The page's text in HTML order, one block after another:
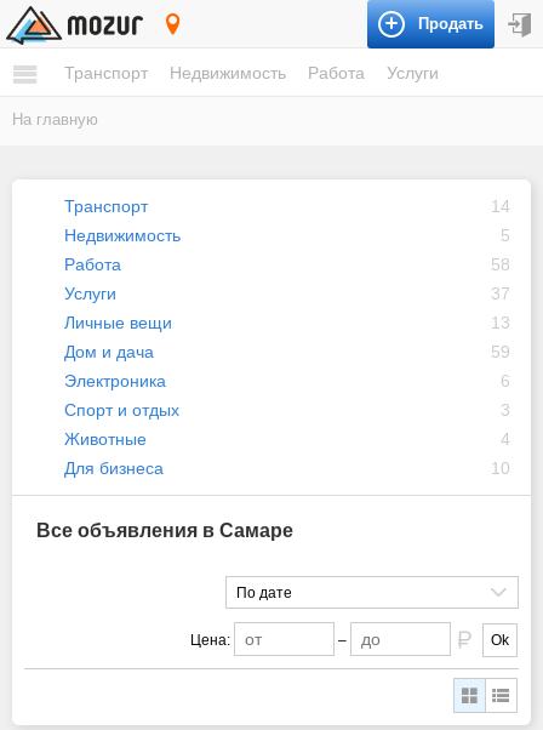
Продать
Транспорт Недвижимость Работа Услуги
На главную
Транспорт
14
Недвижимость
5
Работа
58
Услуги
37
Личные вещи
13
Дом и дача
59
Электроника
6
Спорт и отдых
3
Животные
4
Для бизнеса
10
Все объявления в Самаре
По дате
Цена: – Ok